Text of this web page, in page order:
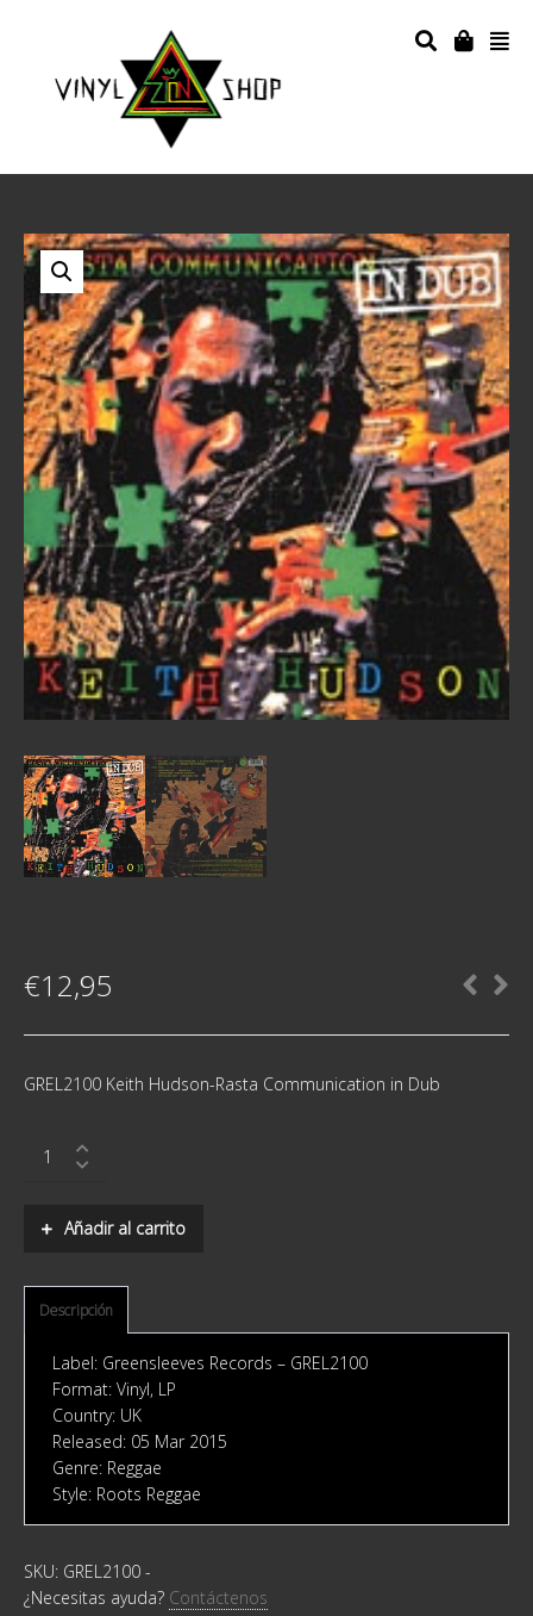
€12,95
GREL2100 Keith Hudson-Rasta Communication in Dub
Hudson-
quantity
Añadir al carrito
Descripción
Label: Greensleeves Records ‎– GREL2100
Format: Vinyl, LP
Country: UK
Released: 05 Mar 2015
Genre: Reggae
Style: Roots Reggae
SKU: GREL2100 -
¿Necesitas ayuda? Contáctenos